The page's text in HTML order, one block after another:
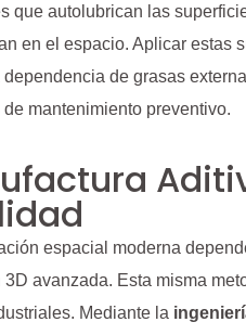
que autolubrican las
en el espacio. Aplicar estas
de grasas
mantenimiento preventivo.
espacial moderna
3D avanzada. Esta misma
Mediante la